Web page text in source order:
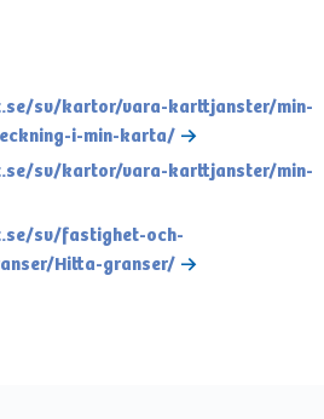
sv/kartor/vara-karttjanster/min-
i-min-karta/
sv/kartor/vara-karttjanster/min-
sv/fastighet-och-
Hitta-granser/